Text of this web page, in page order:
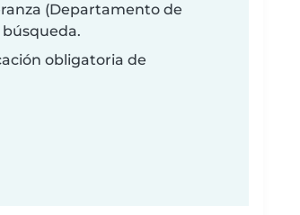
(Departamento de
obligatoria de